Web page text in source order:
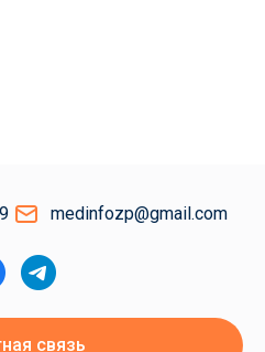
medinfozp@gmail.com
связь